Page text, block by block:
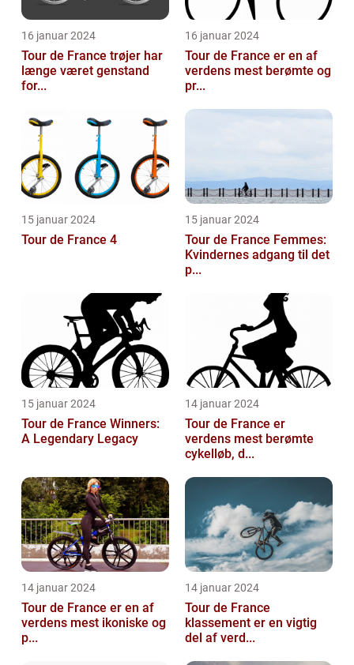
16 januar 2024
Tour de France trøjer har
længe været genstand
for...
16 januar 2024
Tour de France er en af
verdens mest berømte og
pr...
15 januar 2024
Tour de France 4
15 januar 2024
Tour de France Femmes:
Kvindernes adgang til det
p...
15 januar 2024
Tour de France Winners:
A Legendary Legacy
14 januar 2024
Tour de France er
verdens mest berømte
cykelløb, d...
14 januar 2024
Tour de France er en af
verdens mest ikoniske og
p...
14 januar 2024
Tour de France
klassement er en vigtig
del af verd...